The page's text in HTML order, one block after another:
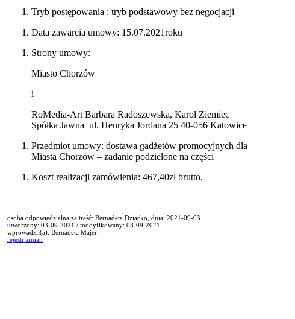
Tryb postępowania : tryb podstawowy bez negocjacji
Data zawarcia umowy: 15.07.2021roku
Strony umowy:
Miasto Chorzów
i
RoMedia-Art Barbara Radoszewska, Karol Ziemiec
Spółka Jawna ul. Henryka Jordana 25 40-056 Katowice
Przedmiot umowy: dostawa gadżetów promocyjnych dla
Miasta Chorzów – zadanie podzielone na części
Koszt realizacji zamówienia: 467,40zł brutto.
osoba odpowiedzialna za treść: Bernadeta Dziacko, dnia: 2021-09-03
utworzony: 03-09-2021 / modyfikowany: 03-09-2021
wprowadził(a): Bernadeta Majer
rejestr zmian